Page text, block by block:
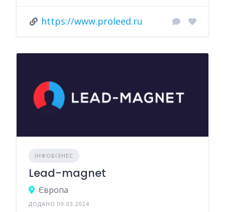
https://www.proleed.ru
ІНФОБІЗНЕС
Lead-magnet
Європа
ДОДАНО 09.03.2024